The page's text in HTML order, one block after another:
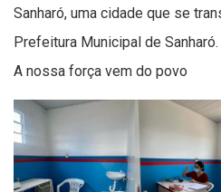
Sanharó, uma cidade que se
Prefeitura Municipal de Sanharó.
A nossa força vem do povo